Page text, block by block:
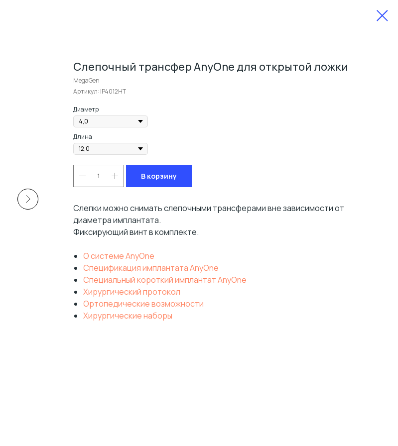
Слепочный трансфер AnyOne для открытой ложки
MegaGen
Артикул: IP4012HT
Диаметр
Длина
В корзину
Слепки можно снимать слепочными трансферами вне зависимости от
диаметра имплантата.
Фиксирующий винт в комплекте.
О системе AnyOne
Спецификация имплантата AnyOne
Специальный короткий имплантат AnyOne
Хирургический протокол
Ортопедические возможности
Хирургические наборы